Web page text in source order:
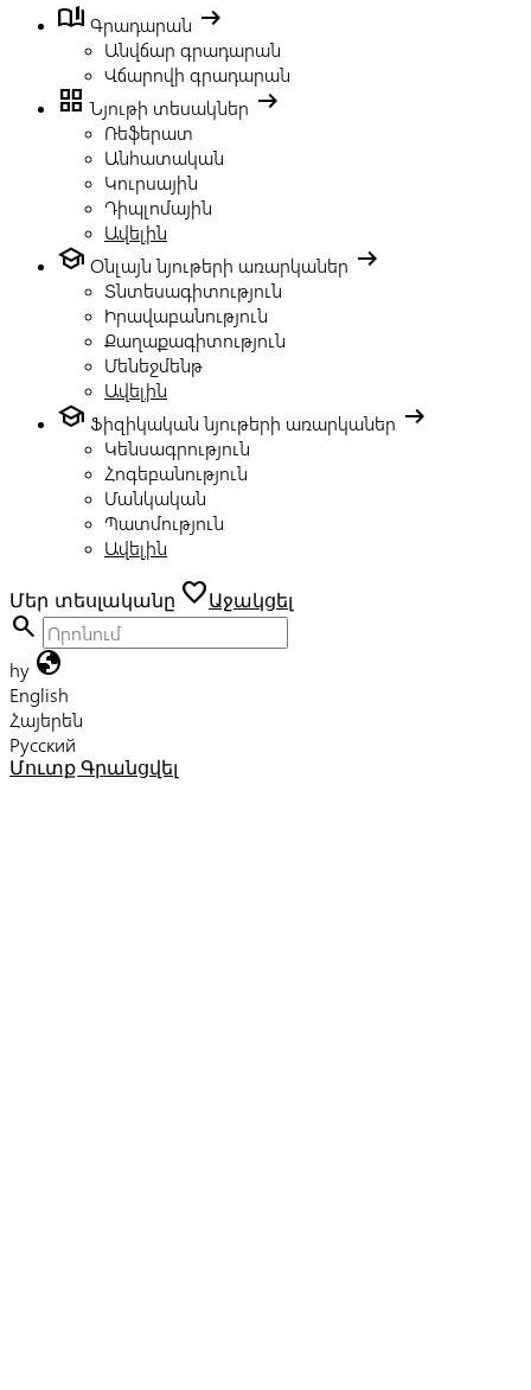
book_ribbon Գրադարան arrow_right_alt
Անվճար գրադարան
Վճարովի գրադարան
grid_view Նյութի տեսակներ arrow_right_alt
Ռեֆերատ
Անհատական
Կուրսային
Դիպլոմային
Ավելին
school Օնլայն նյութերի առարկաներ arrow_right_alt
Տնտեսագիտություն
Իրավաբանություն
Քաղաքագիտություն
Մենեջմենթ
Ավելին
school Ֆիզիկական նյութերի առարկաներ arrow_right_alt
Կենսագրություն
Հոգեբանություն
Մանկական
Պատմություն
Ավելին
Մեր տեսլականը favoriteԱջակցել
search
hy globe
English
Հայերեն
Русский
Մուտք Գրանցվել